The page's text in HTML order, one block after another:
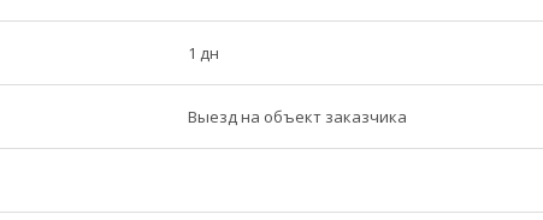
1 дн
Выезд на объект заказчика